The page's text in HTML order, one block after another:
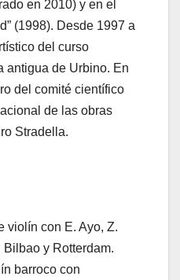
en 2010) y en el
(1998). Desde 1997 a
del curso
antigua de Urbino. En
del comité científico
de las obras
Stradella.
violín con E. Ayo, Z.
y Rotterdam.
barroco con